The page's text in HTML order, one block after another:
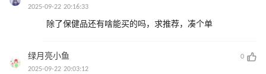
2025-09-22 20:16:33
除了保健品还有啥能买的吗，求推荐，凑个单
绿月亮小鱼
0
2025-09-22 20:03:12